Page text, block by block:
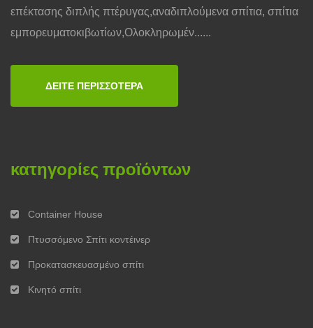
επέκτασης διπλής πτέρυγας,αναδιπλούμενα σπίτια, σπίτια
εμπορευματοκιβωτίων,Ολοκληρωμέν......
ΔΕΊΤΕ ΠΕΡΙΣΣΌΤΕΡΑ
κατηγορίες προϊόντων
Container House
Πτυσσόμενο Σπίτι κοντέινερ
Προκατασκευασμένο σπίτι
Κινητό σπίτι